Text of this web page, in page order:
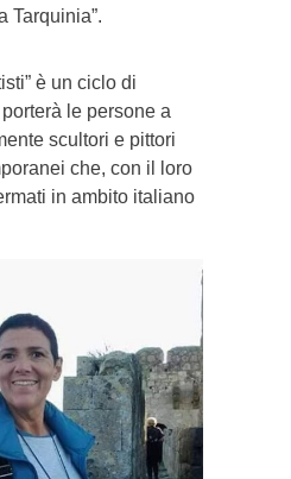
Tarquinia”.
è un ciclo di
le persone a
scultori e pittori
che, con il loro
in ambito italiano